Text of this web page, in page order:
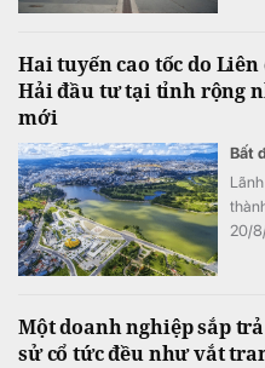
Hai tuyến cao tốc do
Hải đầu tư tại tỉnh rộng
mới
Bất
20/
Một doanh nghiệp sắp
sử cổ tức đều như vắt